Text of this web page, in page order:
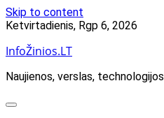
Skip to content
Ketvirtadienis, Rgp 6, 2026
InfoŽinios.LT
Naujienos, verslas, technologijos